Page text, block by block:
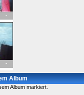
-
-
Album
Album markiert.